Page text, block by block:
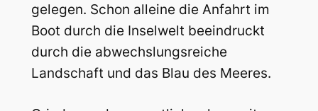
gelegen. Schon alleine die Anfahrt im
Boot durch die Inselwelt beeindruckt
durch die abwechslungsreiche
Landschaft und das Blau des Meeres.